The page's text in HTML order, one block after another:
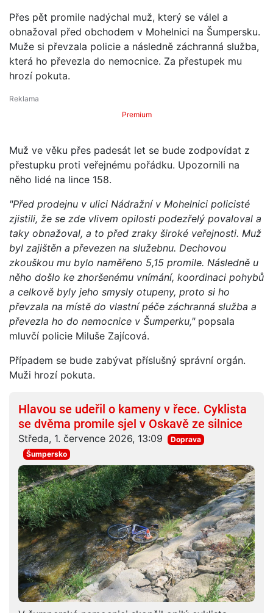
Přes pět promile nadýchal muž, který se válel a
obnažoval před obchodem v Mohelnici na Šumpersku.
Muže si převzala policie a následně záchranná služba,
která ho převezla do nemocnice. Za přestupek mu
hrozí pokuta.
Premium
Muž ve věku přes padesát let se bude zodpovídat z
přestupku proti veřejnému pořádku. Upozornili na
něho lidé na lince 158.
"Před prodejnu v ulici Nádražní v Mohelnici policisté
zjistili, že se zde vlivem opilosti podezřelý povaloval a
taky obnažoval, a to před zraky široké veřejnosti. Muž
byl zajištěn a převezen na služebnu. Dechovou
zkouškou mu bylo naměřeno 5,15 promile. Následně u
něho došlo ke zhoršenému vnímání, koordinaci pohybů
a celkově byly jeho smysly otupeny, proto si ho
převzala na místě do vlastní péče záchranná služba a
převezla ho do nemocnice v Šumperku,"popsala
mluvčí policie Miluše Zajícová.
Případem se bude zabývat příslušný správní orgán.
Muži hrozí pokuta.
Hlavou se udeřil o kameny v řece. Cyklista
se dvěma promile sjel v Oskavě ze silnice
Středa, 1. července 2026, 13:09
Doprava
Šumpersko